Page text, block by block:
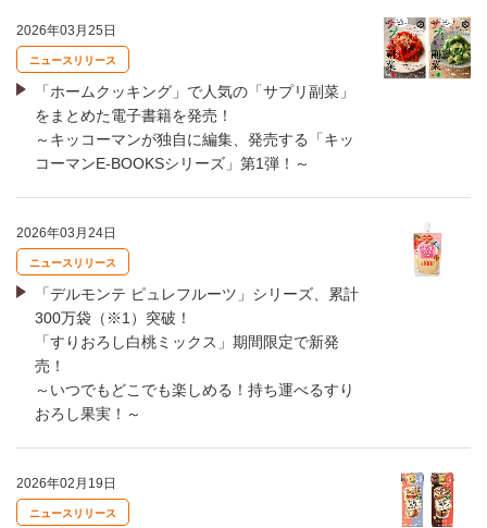
2026年03月25日
ニュースリリース
「ホームクッキング」で人気の「サプリ副菜」
をまとめた電子書籍を発売！
～キッコーマンが独自に編集、発売する「キッ
コーマンE-BOOKSシリーズ」第1弾！～
2026年03月24日
ニュースリリース
「デルモンテ ピュレフルーツ」シリーズ、累計
300万袋（※1）突破！
「すりおろし白桃ミックス」期間限定で新発
売！
～いつでもどこでも楽しめる！持ち運べるすり
おろし果実！～
2026年02月19日
ニュースリリース